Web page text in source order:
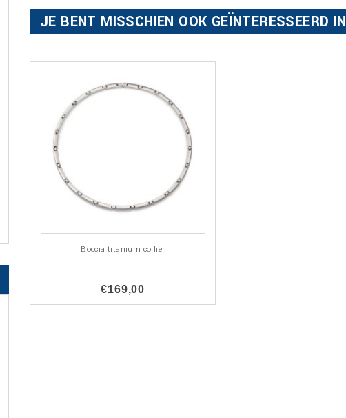
JE BENT MISSCHIEN OOK GEÏNTERESSEERD IN
Boccia titanium collier
€169,00